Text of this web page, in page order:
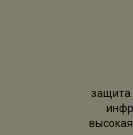
защита